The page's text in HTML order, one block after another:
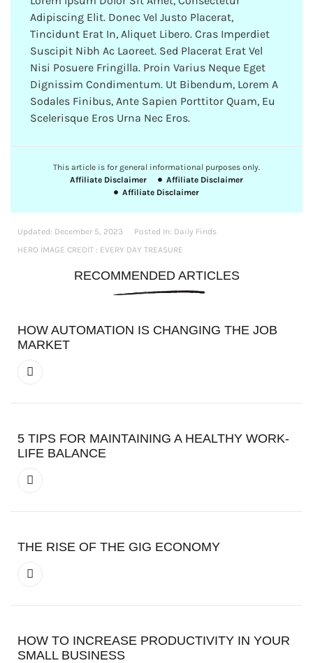
Adipiscing Elit. Donec Vel Justo Placerat,
Tincidunt Erat In, Aliquet Libero. Cras Imperdiet
Suscipit Nibh Ac Laoreet. Sed Placerat Erat Vel
Nisi Posuere Fringilla. Proin Varius Neque Eget
Dignissim Condimentum. Ut Bibendum, Lorem A
Sodales Finibus, Ante Sapien Porttitor Quam, Eu
Scelerisque Eros Urna Nec Eros.
This article is for general informational purposes only.
Affiliate Disclaimer
Affiliate Disclaimer
Affiliate Disclaimer
Updated: December 5, 2023 Posted In: Daily Finds
HERO IMAGE CREDIT : EVERY DAY TREASURE
RECOMMENDED ARTICLES
HOW AUTOMATION IS CHANGING THE JOB
MARKET
5 TIPS FOR MAINTAINING A HEALTHY WORK-
LIFE BALANCE
THE RISE OF THE GIG ECONOMY
HOW TO INCREASE PRODUCTIVITY IN YOUR
SMALL BUSINESS